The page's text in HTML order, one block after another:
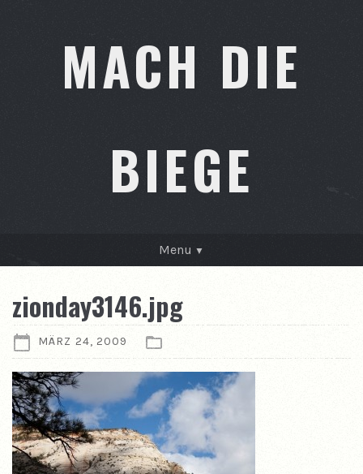
MACH DIE
BIEGE
Menu
KONTAKT
ÜBER MICH
zionday3146.jpg
MÄRZ 24, 2009